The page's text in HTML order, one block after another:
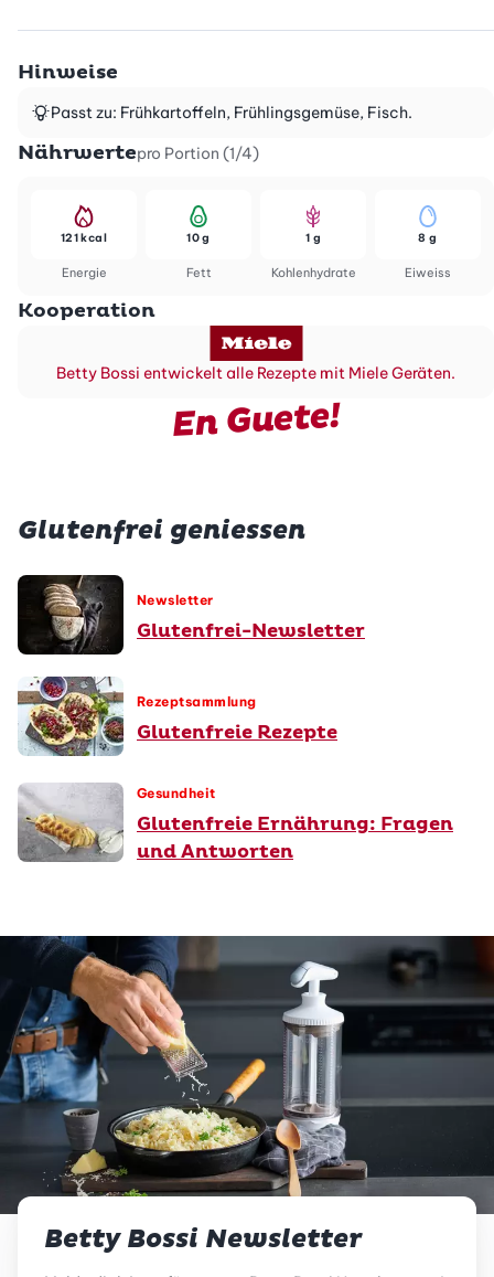
Hinweise
Passt zu: Frühkartoffeln, Frühlingsgemüse, Fisch.
Nährwertepro Portion (1/4)
Energie
121 kcal
Fett
10 g
Kohlenhydrate
1 g
Eiweiss
8 g
Kooperation
Betty Bossi entwickelt alle Rezepte mit Miele Geräten.
En Guete!
Glutenfrei geniessen
Newsletter
Glutenfrei-Newsletter
Rezeptsammlung
Glutenfreie Rezepte
Gesundheit
Glutenfreie Ernährung: Fragen
und Antworten
Betty Bossi Newsletter